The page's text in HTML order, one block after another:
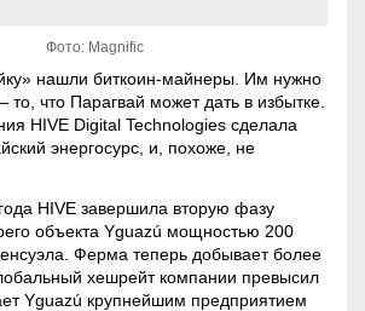
Фото: Magnific
нашли биткоин-майнеры. Им нужно
что Парагвай может дать в избытке.
HIVE Digital Technologies сделала
энергосурс, и, похоже, не
HIVE завершила вторую фазу
объекта Yguazú мощностью 200
. Ферма теперь добывает более
хешрейт компании превысил
Yguazú крупнейшим предприятием